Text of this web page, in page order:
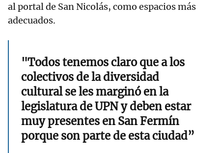
al portal de San Nicolás, como espacios más
adecuados.
"Todos tenemos claro que a los
colectivos de la diversidad
cultural se les marginó en la
legislatura de UPN y deben estar
muy presentes en San Fermín
porque son parte de esta ciudad”